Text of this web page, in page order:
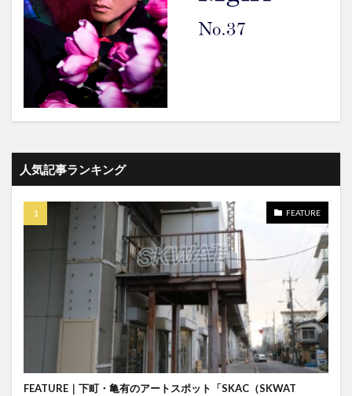
人気記事ランキング
FEATURE
FEATURE｜下町・亀有のアートスポット「SKAC（SKWAT